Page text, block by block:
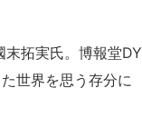
拓実氏。博報堂DY
世界を思う存分に